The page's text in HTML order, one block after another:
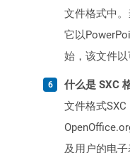
文件格式中。
它以
始，该文件以
什么是 SXC
文件格式
及用户的电